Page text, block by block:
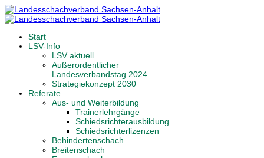
Start
LSV-Info
LSV aktuell
Außerordentlicher
Landesverbandstag 2024
Strategiekonzept 2030
Referate
Aus- und Weiterbildung
Trainerlehrgänge
Schiedsrichterausbildung
Schiedsrichterlizenzen
Behindertenschach
Breitenschach